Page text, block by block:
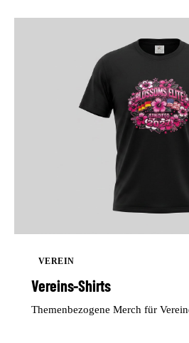
VEREIN
Vereins-Shirts
Themenbezogene Merch für